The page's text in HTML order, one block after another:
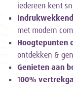
iedereen kent
met modern
Hoogtepunten
ontdekken &
Genieten aan
100%